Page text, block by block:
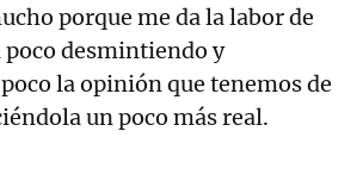
porque me da la labor de
poco desmintiendo y
la opinión que tenemos de
un poco más real.